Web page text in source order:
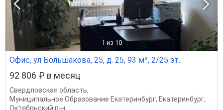
1 из 10
Офис, ул Большакова, 25, д. 25, 93 м², 2/25 эт.
92 806 ₽ в месяц
Свердловская область,
Муниципальное Образование Екатеринбург, Екатеринбург,
Октябрьский р-н